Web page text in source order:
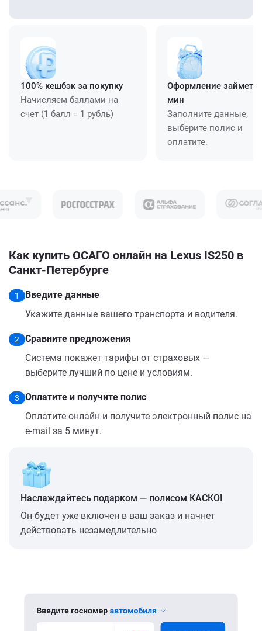
100% кешбэк за покупку
Начисляем баллами на
счет (1 балл = 1 рубль)
Оформление займет
мин
Заполните данные,
выберите полис и
оплатите.
Как купить ОСАГО онлайн на Lexus IS250 в
Санкт-Петербурге
1
Введите данные
Укажите данные вашего транспорта и водителя.
2
Сравните предложения
Система покажет тарифы от страховых —
выберите лучший по цене и условиям.
3
Оплатите и получите полис
Оплатите онлайн и получите электронный полис на
e-mail за 5 минут.
Наслаждайтесь подарком — полисом КАСКО!
Он будет уже включен в ваш заказ и начнет
действовать незамедлительно